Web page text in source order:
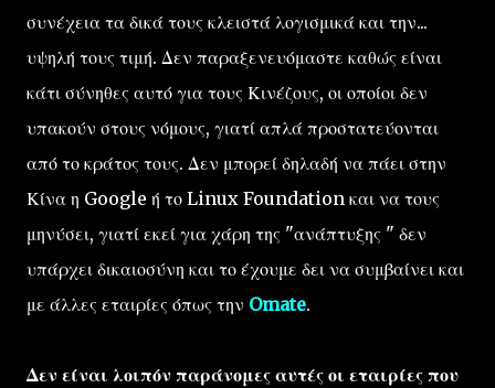
συνέχεια τα δικά τους κλειστά λογισμικά και την...
υψηλή τους τιμή. Δεν παραξενευόμαστε καθώς είναι
κάτι σύνηθες αυτό για τους Κινέζους, οι οποίοι δεν
υπακούν στους νόμους, γιατί απλά προστατεύονται
από το κράτος τους. Δεν μπορεί δηλαδή να πάει στην
Κίνα η Google ή το Linux Foundation και να τους
μηνύσει, γιατί εκεί για χάρη της "ανάπτυξης " δεν
υπάρχει δικαιοσύνη και το έχουμε δει να συμβαίνει και
με άλλες εταιρίες όπως την Omate.
Δεν είναι λοιπόν παράνομες αυτές οι εταιρίες που